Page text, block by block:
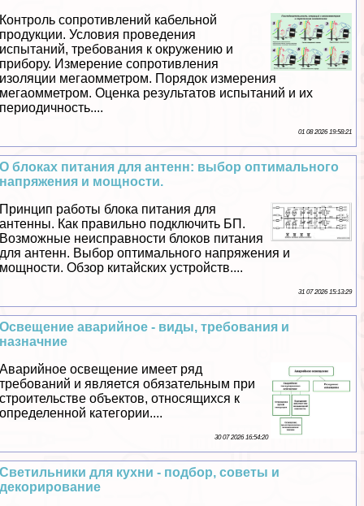
Контроль сопротивлений кабельной
продукции. Условия проведения
испытаний, требования к окружению и
прибору. Измерение сопротивления
изоляции мегаомметром. Порядок измерения
мегаомметром. Оценка результатов испытаний и их
периодичность....
01 08 2026 19:58:21
О блоках питания для антенн: выбор оптимального
напряжения и мощности.
Принцип работы блока питания для
антенны. Как правильно подключить БП.
Возможные неисправности блоков питания
для антенн. Выбор оптимального напряжения и
мощности. Обзор китайских устройств....
31 07 2026 15:13:29
Освещение аварийное - виды, требования и
назначние
Аварийное освещение имеет ряд
требований и является обязательным при
строительстве объектов, относящихся к
определенной категории....
30 07 2026 16:54:20
Светильники для кухни - подбор, советы и
декорирование